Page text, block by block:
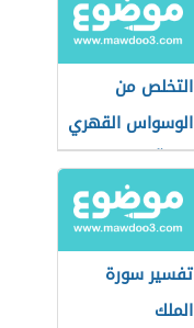
التخلص من
الوسواس القهري
بالقرآن
تفسير سورة
الملك